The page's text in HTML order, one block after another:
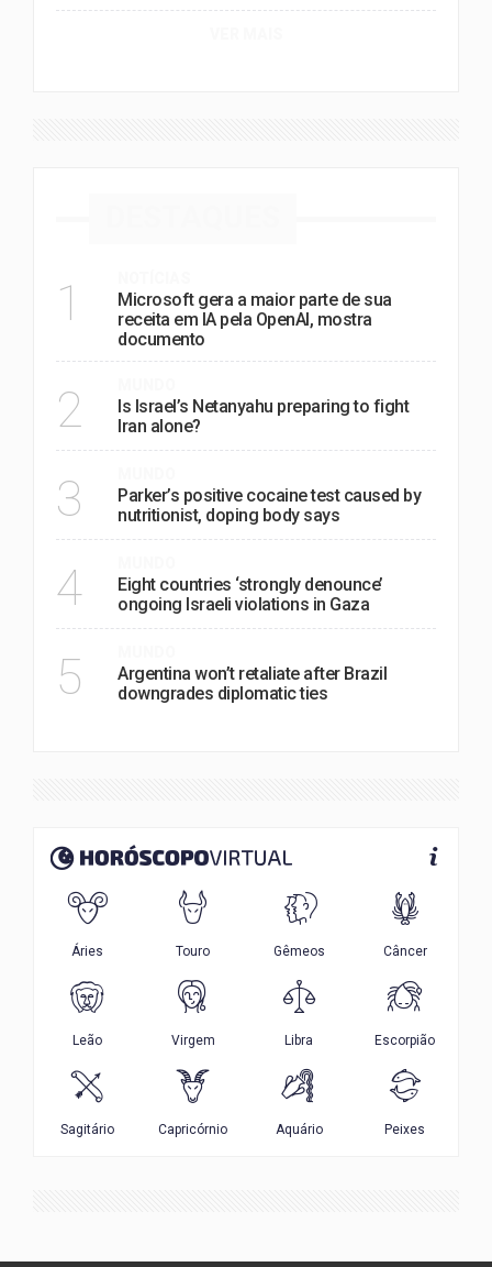
1
Microsoft gera a maior parte de sua
receita em IA pela OpenAI, mostra
documento
2
Is Israel’s Netanyahu preparing to fight
Iran alone?
3
Parker’s positive cocaine test caused by
nutritionist, doping body says
4
Eight countries ‘strongly denounce’
ongoing Israeli violations in Gaza
5
Argentina won’t retaliate after Brazil
downgrades diplomatic ties